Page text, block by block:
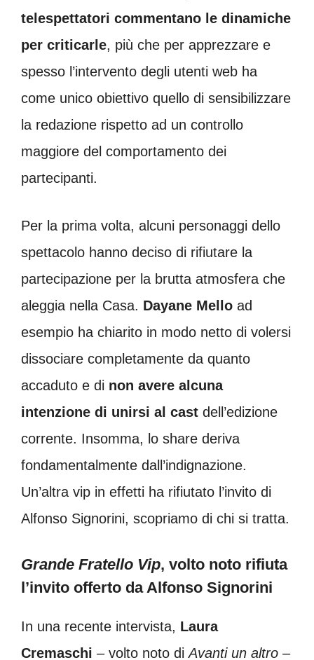
telespettatori commentano le dinamiche
per criticarle, più che per apprezzare e
spesso l’intervento degli utenti web ha
come unico obiettivo quello di sensibilizzare
la redazione rispetto ad un controllo
maggiore del comportamento dei
partecipanti.
Per la prima volta, alcuni personaggi dello
spettacolo hanno deciso di rifiutare la
partecipazione per la brutta atmosfera che
aleggia nella Casa. Dayane Mello ad
esempio ha chiarito in modo netto di volersi
dissociare completamente da quanto
accaduto e di non avere alcuna
intenzione di unirsi al cast dell’edizione
corrente. Insomma, lo share deriva
fondamentalmente dall’indignazione.
Un’altra vip in effetti ha rifiutato l’invito di
Alfonso Signorini, scopriamo di chi si tratta.
Grande Fratello Vip, volto noto rifiuta
l’invito offerto da Alfonso Signorini
In una recente intervista, Laura
Cremaschi – volto noto diAvanti un altro –